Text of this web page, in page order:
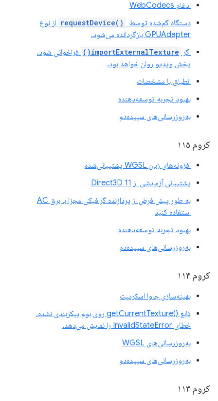
ادغام WebCodecs
دستگاه گم‌شده توسط
requestDevice() ‎ از نوع
GPUAdapter بازگردانده می‌شود.
اگر
importExternalTexture()
فراخوانی شود،
پخش ویدیو روان خواهد بود.
انطباق با مشخصات
بهبود تجربه توسعه‌دهنده
به‌روزرسانی‌های سپیده‌دم
کروم ۱۱۵
افزونه‌های زبان WGSL پشتیبانی‌شده
پشتیبانی آزمایشی از Direct3D 11
به طور پیش فرض از پردازنده گرافیکی مجزا با برق AC
استفاده کنید
بهبود تجربه توسعه‌دهنده
به‌روزرسانی‌های سپیده‌دم
کروم ۱۱۴
بهینه‌سازی جاوا اسکریپت
تابع ()getCurrentTexture روی بوم پیکربندی نشده،
خطای InvalidStateError را نمایش می‌دهد.
به‌روزرسانی‌های WGSL
به‌روزرسانی‌های سپیده‌دم
کروم ۱۱۳